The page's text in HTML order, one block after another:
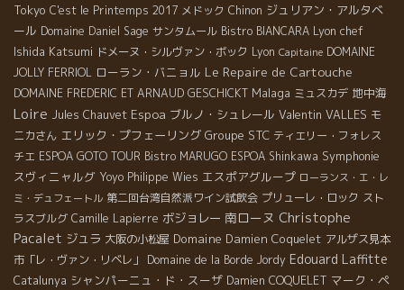
Tokyo C'est le Printemps 2017 メドック Chinon ジュリアン・アルタベ
ール Domaine Daniel Sage サンタムール Bistro BIANCARA Lyon chef
Ishida Katsumi ドメーヌ・シルヴァン・ボック Lyon Capitaine DOMAINE
JOLLY FERRIOL ローラン・バニョル Le Repaire de Cartouche
DOMAINE FREDERIC ET ARNAUD GESCHICKT Malaga ミュスカデ 地中海
Loire Jules Chauvet Espoa ブルノ・シュレール Valentin VALLES モ
ニカさん エリック・プフェーリング Groupe STC ティエリー・フォレス
チエ ESPOA GOTO TOUR Bistro MARUGO ESPOA Shinkawa Symphonie
スヴィニャルグ Yoyo Philippe Wies エスポアグループ ローランス・エ・レ
ミ・デュフェートル 第二回台湾自然派ワイン試飲会 プリューレ・ロック スト
ラスブルグ Camille Lapierre ボジョレー 南ローヌ Christophe
Pacalet ジュラ 大阪の小松屋 Domaine Damien Coquelet アルザス見本
市「レ・ヴァン・リベレ」
Domaine de la Borde Jordy Edouard Laffitte
Catalunya シャンパーニュ・ド・スーザ Damien COQUELET マーク・ペ